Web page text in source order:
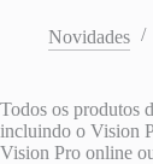
Novidades
Todos os produtos
incluindo o Vision
Vision Pro online